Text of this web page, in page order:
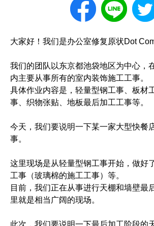
大家好！我们是办公室修复原状Dot Com
我们的团队以东京都池袋地区为中心，
内主要从事所有的室内装饰施工工事。
具体作业内容是，轻量型钢工事、板材
事、织物张贴、地板最后加工工事等。
今天，我们要说明一下某一家大型快餐
事。
这里现场是从轻量型钢工事开始，做好
工事（玻璃棉的施工工事）等。
目前，我们正在从事进行天棚和墙壁最
里就是相当广阔的现场。
此次，我们要说明一下最后加工阶段的